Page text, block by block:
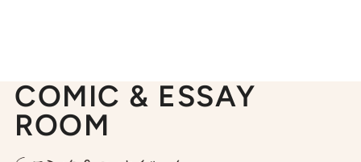
COMIC & ESSAY
ROOM